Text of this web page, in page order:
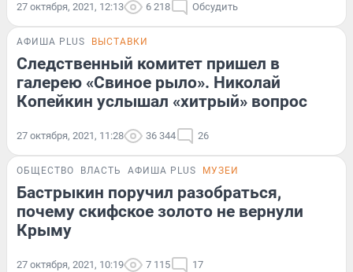
27 октября, 2021, 12:13 6 218 Обсудить
АФИША PLUS ВЫСТАВКИ
Следственный комитет пришел в
галерею «Свиное рыло». Николай
Копейкин услышал «хитрый» вопрос
27 октября, 2021, 11:28 36 344 26
ОБЩЕСТВО ВЛАСТЬ АФИША PLUS МУЗЕИ
Бастрыкин поручил разобраться,
почему скифское золото не вернули
Крыму
27 октября, 2021, 10:19 7 115 17